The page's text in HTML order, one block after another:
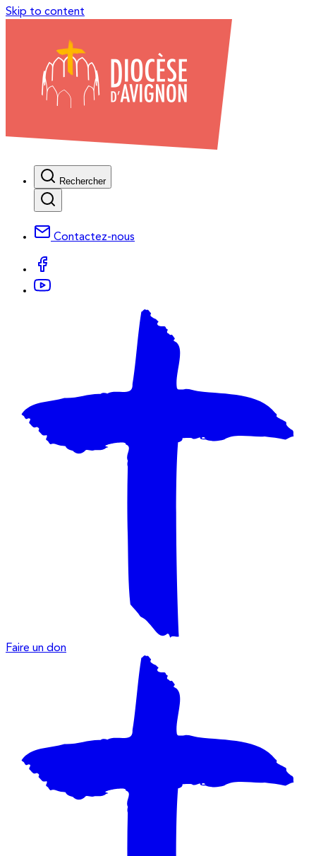
Skip to content
Rechercher
Contactez-nous
Faire un don